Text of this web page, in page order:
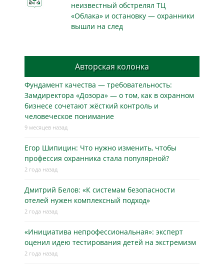
неизвестный обстрелял ТЦ
«Облака» и остановку — охранники
вышли на след
Авторская колонка
Фундамент качества — требовательность:
Замдиректора «Дозора» — о том, как в охранном
бизнесe сочетают жёсткий контроль и
человеческое понимание
9 месяцев назад
Егор Шипицин: Что нужно изменить, чтобы
профессия охранника стала популярной?
2 года назад
Дмитрий Белов: «К системам безопасности
отелей нужен комплексный подход»
2 года назад
«Инициатива непрофессиональная»: эксперт
оценил идею тестирования детей на экстремизм
2 года назад